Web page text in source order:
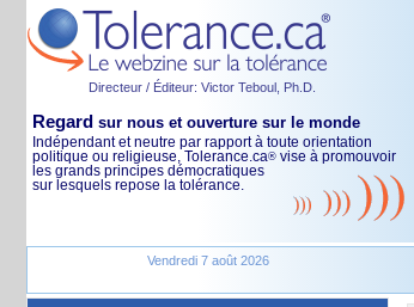
Directeur / Éditeur: Victor Teboul, Ph.D.
Regard sur nous et ouverture sur le monde
Indépendant et neutre par rapport à toute orientation
politique ou religieuse, Tolerance.ca® vise à promouvoir
les grands principes démocratiques
sur lesquels repose la tolérance.
Vendredi 7 août 2026